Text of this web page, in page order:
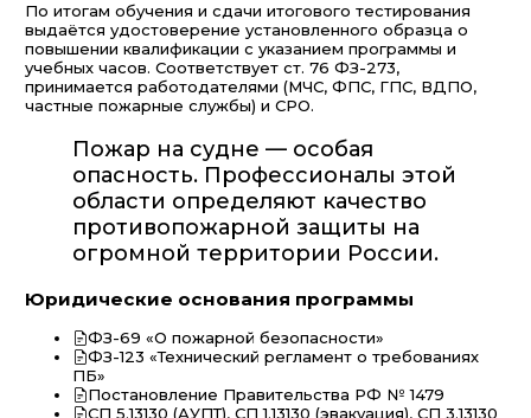
По итогам обучения и сдачи итогового тестирования
выдаётся удостоверение установленного образца о
повышении квалификации с указанием программы и
учебных часов. Соответствует ст. 76 ФЗ-273,
принимается работодателями (МЧС, ФПС, ГПС, ВДПО,
частные пожарные службы) и СРО.
Пожар на судне — особая
опасность. Профессионалы этой
области определяют качество
противопожарной защиты на
огромной территории России.
Юридические основания программы
ФЗ-69 «О пожарной безопасности»
ФЗ-123 «Технический регламент о требованиях
ПБ»
Постановление Правительства РФ № 1479
СП 5.13130 (АУПТ), СП 1.13130 (эвакуация), СП 3.13130